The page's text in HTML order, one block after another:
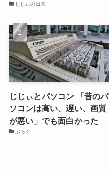
じじぃの日常
じじぃとパソコン 「昔のパ
ソコンは高い、遅い、画質
が悪い」でも面白かった
ぶろぐ